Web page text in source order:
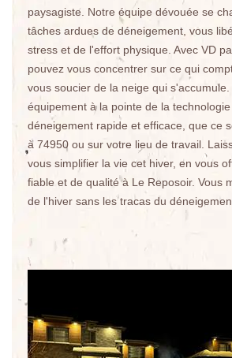
paysagiste. Notre équipe dévouée se
tâches ardues de déneigement, vous
stress et de l'effort physique. Avec VD
pouvez vous concentrer sur ce qui
vous soucier de la neige qui
équipement à la pointe de la
déneigement rapide et efficace, que ce
à 74950 ou sur votre lieu de travail.
vous simplifier la vie cet hiver, en vous
fiable et de qualité à Le Reposoir. Vous
de l'hiver sans les tracas du